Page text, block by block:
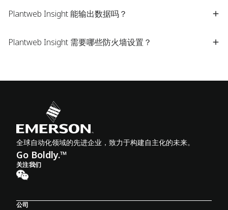
Plantweb Insight 能输出数据吗？​
Plantweb Insight 需要哪些防火墙设置？​
全球自动化领域的先进企业，致力于构建自主化的未来。
Go Boldly.™
关注我们
公司